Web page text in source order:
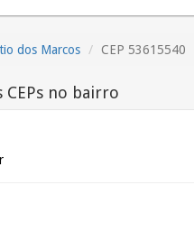
dos Marcos CEP 53615540
CEPs no bairro